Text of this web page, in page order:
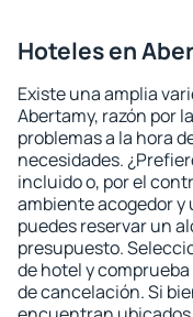
Hoteles en
Existe una amplia
Abertamy, razón por
problemas a la hora
necesidades.
incluido o, por el
ambiente acogedor y
puedes reservar un
presupuesto.
de hotel y
de cancelación. Si